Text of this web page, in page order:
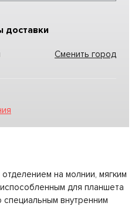
доставки
Сменить город
на молнии, мягким
для планшета
специальным внутренним